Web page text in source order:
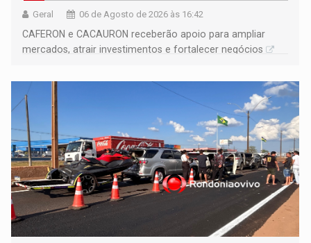
Geral 06 de Agosto de 2026 às 16:42
CAFERON e CACAURON receberão apoio para ampliar
mercados, atrair investimentos e fortalecer negócios